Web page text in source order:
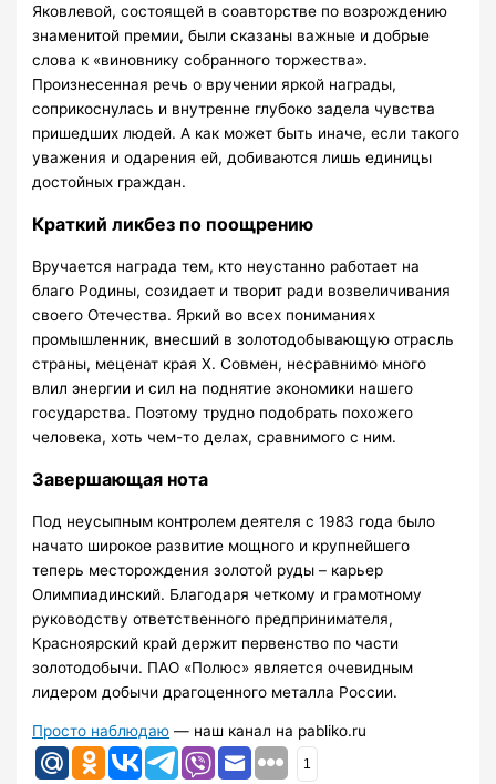
Яковлевой, состоящей в соавторстве по возрождению
знаменитой премии, были сказаны важные и добрые
слова к «виновнику собранного торжества».
Произнесенная речь о вручении яркой награды,
соприкоснулась и внутренне глубоко задела чувства
пришедших людей. А как может быть иначе, если такого
уважения и одарения ей, добиваются лишь единицы
достойных граждан.
Краткий ликбез по поощрению
Вручается награда тем, кто неустанно работает на
благо Родины, созидает и творит ради возвеличивания
своего Отечества. Яркий во всех пониманиях
промышленник, внесший в золотодобывающую отрасль
страны, меценат края Х. Совмен, несравнимо много
влил энергии и сил на поднятие экономики нашего
государства. Поэтому трудно подобрать похожего
человека, хоть чем-то делах, сравнимого с ним.
Завершающая нота
Под неусыпным контролем деятеля с 1983 года было
начато широкое развитие мощного и крупнейшего
теперь месторождения золотой руды – карьер
Олимпиадинский. Благодаря четкому и грамотному
руководству ответственного предпринимателя,
Красноярский край держит первенство по части
золотодобычи. ПАО «Полюс» является очевидным
лидером добычи драгоценного металла России.
Просто наблюдаю — наш канал на pabliko.ru
1